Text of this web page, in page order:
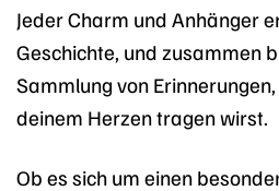
Jeder Charm und Anhänger
Geschichte, und zusammen
Sammlung von
deinem Herzen tragen wirst.
Ob es sich um einen